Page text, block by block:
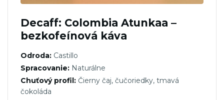
Decaff: Colombia Atunkaa –
bezkofeínová káva
Odroda: Castillo
Spracovanie: Naturálne
Chuťový profil: Čierny čaj, čučoriedky, tmavá
čokoláda